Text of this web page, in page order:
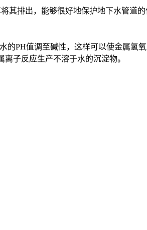
排出，能够很好地保护地下水管道的
的PH值调至碱性，这样可以使金属氢氧
子反应生产不溶于水的沉淀物。